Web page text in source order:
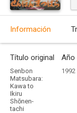
Información
Título original
Senbon
Matsubara:
Kawa to
Ikiru
Shōnen-
tachi
Año
1992